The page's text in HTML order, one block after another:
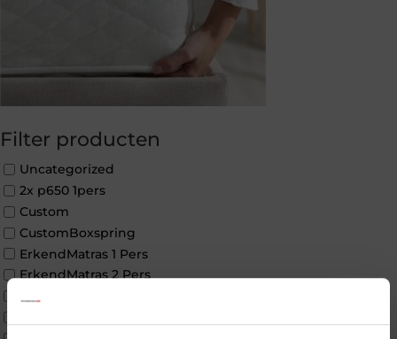
Filter producten
Uncategorized
2x p650 1pers
Custom
CustomBoxspring
ErkendMatras 1 Pers
ErkendMatras 2 Pers